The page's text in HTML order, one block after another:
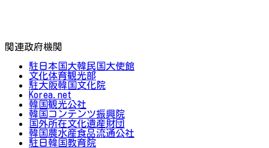
関連政府機関
駐日本国大韓民国大使館
文化体育観光部
駐大阪韓国文化院
Korea.net
韓国観光公社
韓国コンテンツ振興院
国外所在文化遺産財団
韓国農水産食品流通公社
駐日韓国教育院